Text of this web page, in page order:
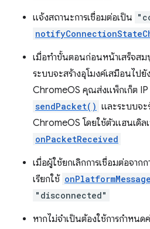
แจ้งสถานะการเชื่อมต่อเป็น
เมื่อทำขั้นตอนก่อนหน้าเสร็จส
ระบบจะสร้างอุโมงค์เสมือนไปยั
ChromeOS คุณส่งแพ็กเก็ต IP
sendPacket() และระบบจ
ChromeOS โดยใช้ตัวแฮนเดิล
onPacketReceived
เมื่อผู้ใช้ยกเลิกการเชื่อมต่อจาก
เรียกใช้ onPlatformMessage
"disconnected"
หากไม่จำเป็นต้องใช้การกำหน